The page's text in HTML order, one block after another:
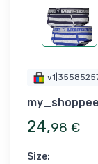
my_shoppee
24,98 €
Size: